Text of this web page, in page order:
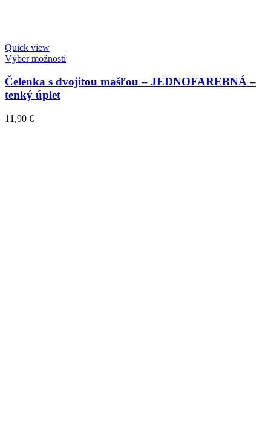
Quick view
Výber možností
Čelenka s dvojitou mašľou – JEDNOFAREBNÁ –
tenký úplet
11,90 €